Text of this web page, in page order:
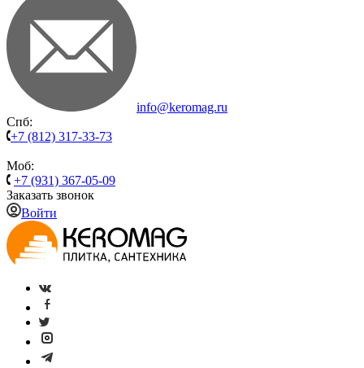
info@keromag.ru
Спб:
+7 (812) 317-33-73
Моб:
+7 (931) 367-05-09
Заказать звонок
Войти